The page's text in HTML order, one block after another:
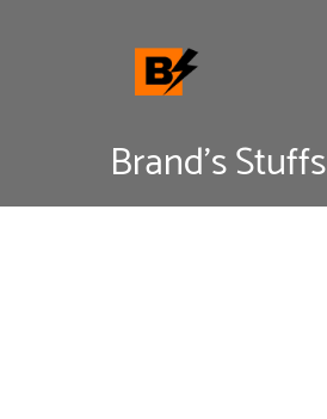
Brand's Stuffs